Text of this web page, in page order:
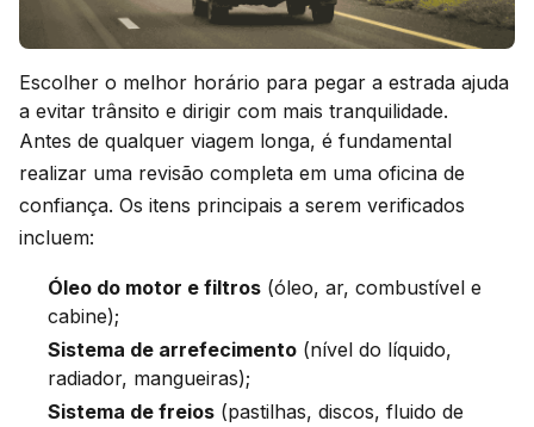
Escolher o melhor horário para pegar a estrada ajuda
a evitar trânsito e dirigir com mais tranquilidade.
Antes de qualquer viagem longa, é fundamental
realizar uma revisão completa em uma oficina de
confiança. Os itens principais a serem verificados
incluem:
Óleo do motor e filtros (óleo, ar, combustível e
cabine);
Sistema de arrefecimento (nível do líquido,
radiador, mangueiras);
Sistema de freios (pastilhas, discos, fluido de